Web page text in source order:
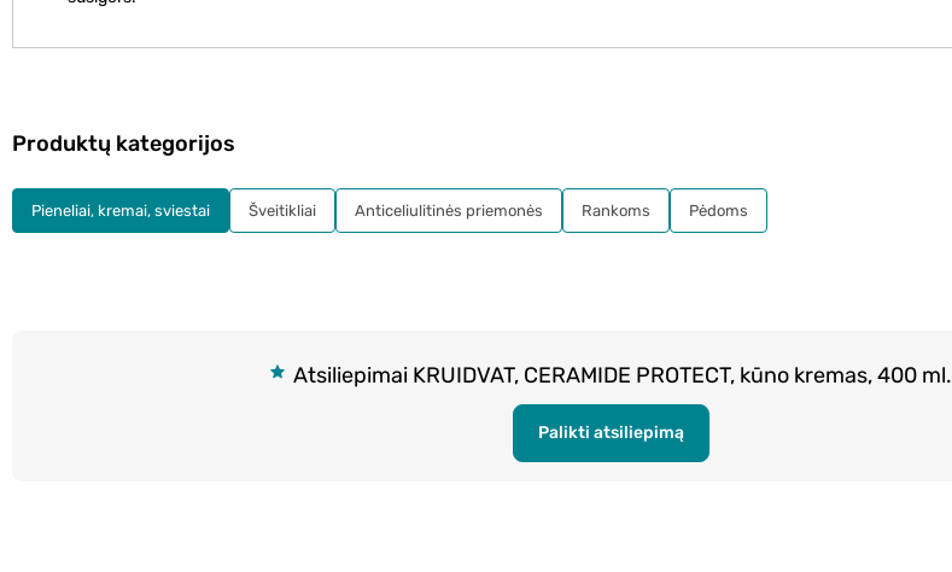
Atsiliepimai KRUIDVAT, CERAMIDE PROTECT, kūno kremas, 400 ml.
Palikti atsiliepimą
Produktų kategorijos
Pieneliai, kremai, sviestai Šveitikliai Anticeliulitinės priemonės Rankoms Pėdoms